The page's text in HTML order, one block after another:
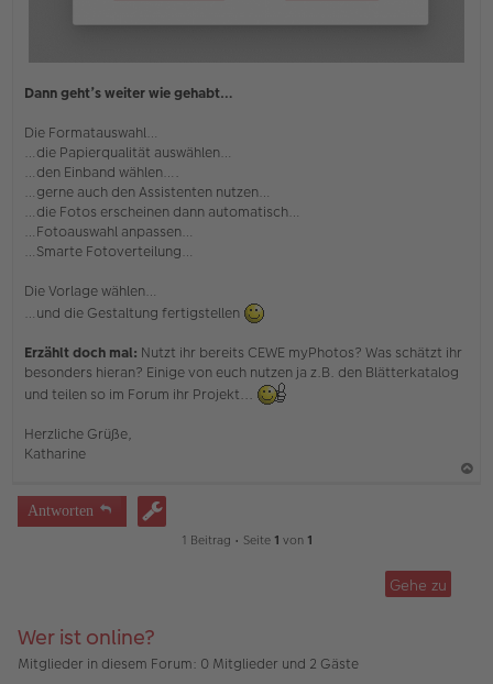
Dann geht’s weiter wie gehabt…
Die Formatauswahl…
…die Papierqualität auswählen…
…den Einband wählen….
…gerne auch den Assistenten nutzen…
…die Fotos erscheinen dann automatisch…
…Fotoauswahl anpassen…
…Smarte Fotoverteilung…
Die Vorlage wählen…
…und die Gestaltung fertigstellen
Erzählt doch mal: Nutzt ihr bereits CEWE myPhotos? Was schätzt ihr
besonders hieran? Einige von euch nutzen ja z.B. den Blätterkatalog
und teilen so im Forum ihr Projekt...
Herzliche Grüße,
Katharine
Antworten
1 Beitrag • Seite 1 von 1
Gehe zu
Wer ist online?
Mitglieder in diesem Forum: 0 Mitglieder und 2 Gäste